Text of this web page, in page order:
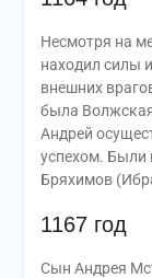
Несмотря на
находил силы
внешних
была
Андрей
успехом. Были
Бряхимов
1167 год
Сын Андрея